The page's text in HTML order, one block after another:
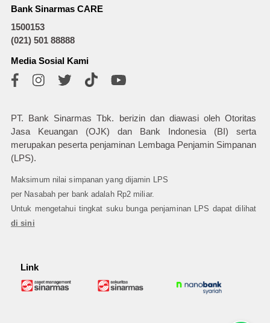
Bank Sinarmas CARE
1500153
(021) 501 88888
Media Sosial Kami
PT. Bank Sinarmas Tbk. berizin dan diawasi oleh Otoritas
Jasa Keuangan (OJK) dan Bank Indonesia (BI) serta
merupakan peserta penjaminan Lembaga Penjamin Simpanan
(LPS).
Maksimum nilai simpanan yang dijamin LPS
per Nasabah per bank adalah Rp2 miliar.
Untuk mengetahui tingkat suku bunga penjaminan LPS dapat dilihat
di sini
Link